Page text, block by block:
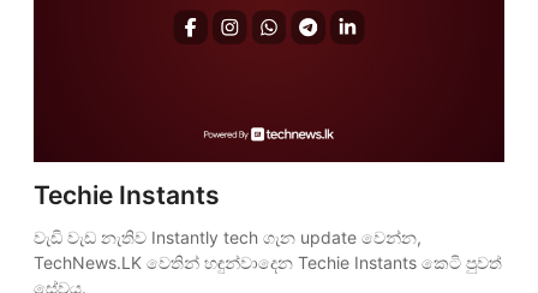
Techie Instants
වැඩි වැඩ නැතිව Instantly tech ගැන update වෙන්න,
TechNews.LK වෙතින් හඳුන්වාදෙන Techie Instants කෙටි පුවත්
සේවය.